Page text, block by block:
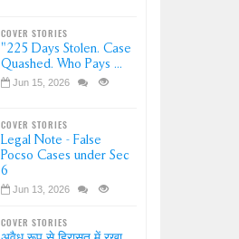
COVER STORIES
"225 Days Stolen. Case
Quashed. Who Pays ...
Jun 15, 2026
COVER STORIES
Legal Note - False
Pocso Cases under Sec
6
Jun 13, 2026
COVER STORIES